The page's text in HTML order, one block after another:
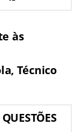
às
Técnico